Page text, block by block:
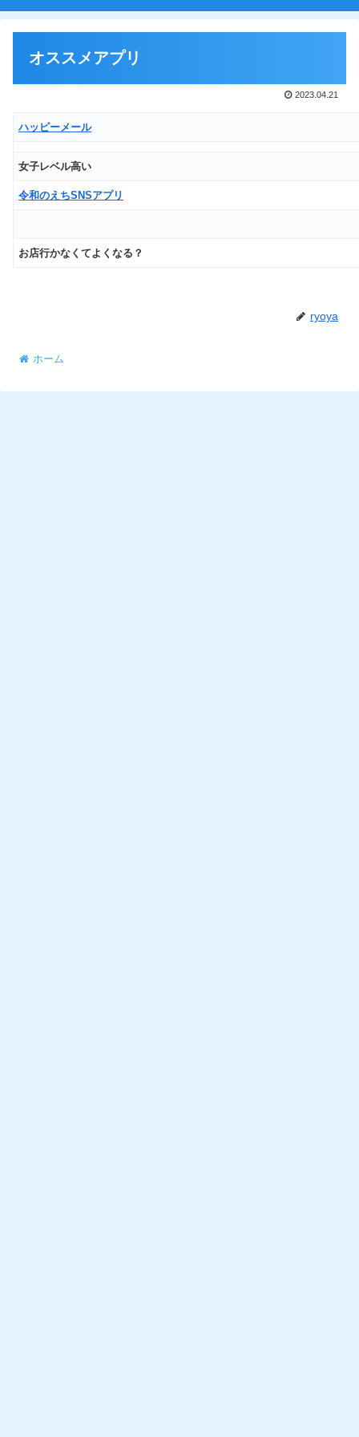
オススメアプリ
2023.04.21
ハッピーメール
女子レベル高い
令和のえちSNSアプリ
お店行かなくてよくなる？
ryoya
ホーム